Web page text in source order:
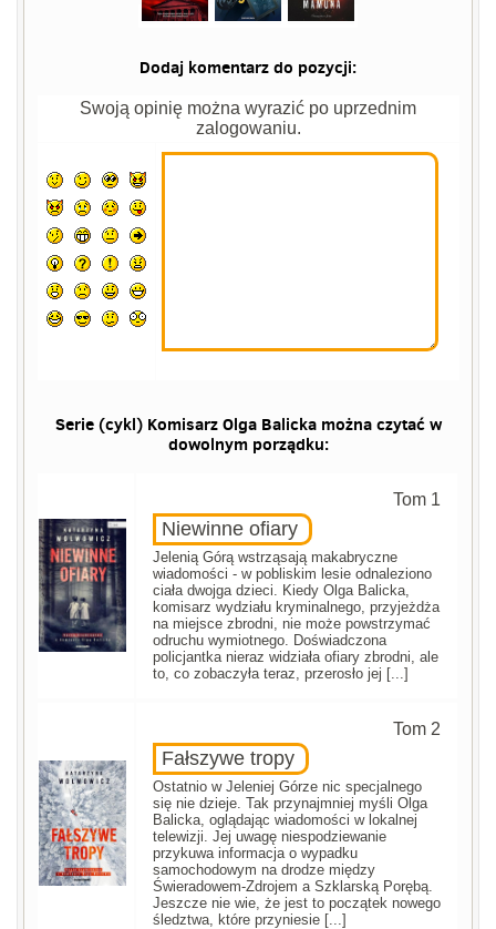
Dodaj komentarz do pozycji:
Swoją opinię można wyrazić po uprzednim
zalogowaniu.
Serie (cykl) Komisarz Olga Balicka można czytać w
dowolnym porządku:
Tom 1
Niewinne ofiary
Jelenią Górą wstrząsają makabryczne
wiadomości - w pobliskim lesie odnaleziono
ciała dwojga dzieci. Kiedy Olga Balicka,
komisarz wydziału kryminalnego, przyjeżdża
na miejsce zbrodni, nie może powstrzymać
odruchu wymiotnego. Doświadczona
policjantka nieraz widziała ofiary zbrodni, ale
to, co zobaczyła teraz, przerosło jej [...]
Tom 2
Fałszywe tropy
Ostatnio w Jeleniej Górze nic specjalnego
się nie dzieje. Tak przynajmniej myśli Olga
Balicka, oglądając wiadomości w lokalnej
telewizji. Jej uwagę niespodziewanie
przykuwa informacja o wypadku
samochodowym na drodze między
Świeradowem-Zdrojem a Szklarską Porębą.
Jeszcze nie wie, że jest to początek nowego
śledztwa, które przyniesie [...]